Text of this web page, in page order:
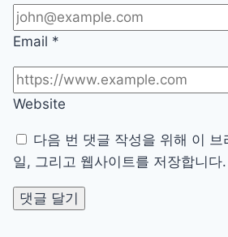
Email *
Website
다음 번 댓글 작성을 위해 이 브
일, 그리고 웹사이트를 저장합니다.